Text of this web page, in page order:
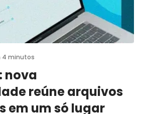
4 minutos
nova
reúne arquivos
em um só lugar